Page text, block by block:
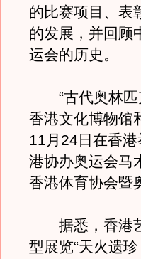
的比赛项目、表
的发展，并回顾
运会的历史。
“古代奥林匹
香港文化博物馆
11月24日在香
港协办奥运会马
香港体育协会暨
据悉，香港艺
型展览“天火遗